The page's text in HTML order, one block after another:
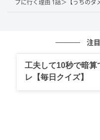
ウーマンエキサイト
プに行く理由 1話＞【うちのダ
注
工夫して10秒で暗算
レ【毎日クイズ】